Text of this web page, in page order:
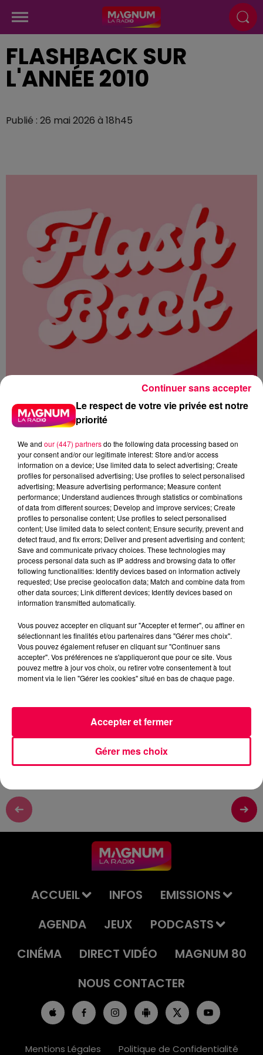
FLASHBACK SUR
L'ANNÉE 2010
Publié : 26 mai 2026 à 18h45
MAGNUM LA RADIO
MAGNUM DRIVE
FLASHBACK
2010
TEMPETE XYNTHIA
IPAD
SHAKIRA
JESSY MATADOR
NATHAN SLAMA
FLASHBACK sur l'année 2010
0:00 2 min 33 sec
26 mai 2026 - 2 min 33 sec
FLASHBACK sur l'année 2010
ACCUEIL INFOS
EMISSIONS
AGENDA
JEUX
PODCASTS
CINÉMA
DIRECT VIDÉO
MAGNUM 80
NOUS CONTACTER
Mentions Légales Politique de Confidentialité
Le respect de votre vie privée est notre
priorité
We and our (447) partnersdo the following data processing based on
your consent and/or our legitimate interest: Store and/or access
information on a device; Use limited data to select advertising; Create
profiles for personalised advertising; Use profiles to select personalised
advertising; Measure advertising performance; Measure content
performance; Understand audiences through statistics or combinations
of data from different sources; Develop and improve services; Create
profiles to personalise content; Use profiles to select personalised
content; Use limited data to select content; Ensure security, prevent and
detect fraud, and fix errors; Deliver and present advertising and content;
Save and communicate privacy choices. These technologies may
process personal data such as IP address and browsing data to offer
following functionalities: Identify devices based on information actively
requested; Use precise geolocation data; Match and combine data from
other data sources; Link different devices; Identify devices based on
information transmitted automatically.
Vous pouvez accepter en cliquant sur "Accepter et fermer", ou affiner en
sélectionnant les finalités et/ou partenaires dans "Gérer mes choix".
Vous pouvez également refuser en cliquant sur "Continuer sans
accepter". Vos préférences ne s'appliqueront que pour ce site. Vous
pouvez mettre à jour vos choix, ou retirer votre consentement à tout
moment via le lien "Gérer les cookies" situé en bas de chaque page.
Gérer mes choix
Accepter et fermer
Continuer sans accepter